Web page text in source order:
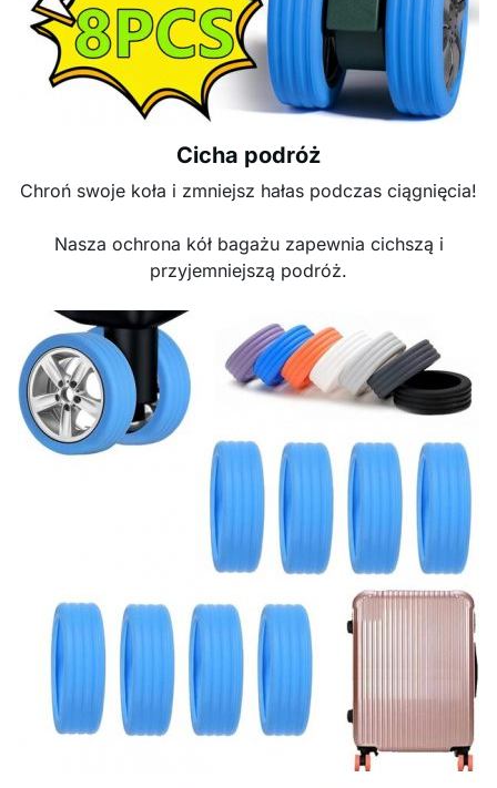
Cicha podróż
Chroń swoje koła i zmniejsz hałas podczas ciągnięcia!
Nasza ochrona kół bagażu zapewnia cichszą i
przyjemniejszą podróż.